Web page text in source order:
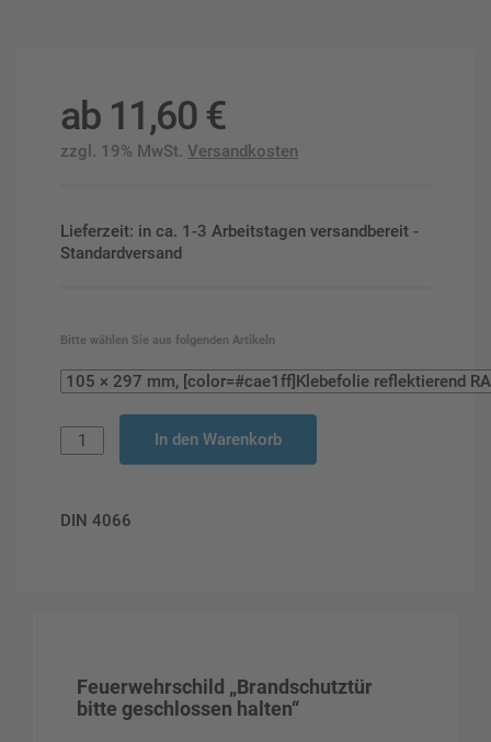
ab 11,60 €
zzgl. 19% MwSt. Versandkosten
Lieferzeit: in ca. 1-3 Arbeitstagen versandbereit -
Standardversand
Bitte wählen Sie aus folgenden Artikeln
In den Warenkorb
DIN 4066
Feuerwehrschild „Brandschutztür
bitte geschlossen halten“